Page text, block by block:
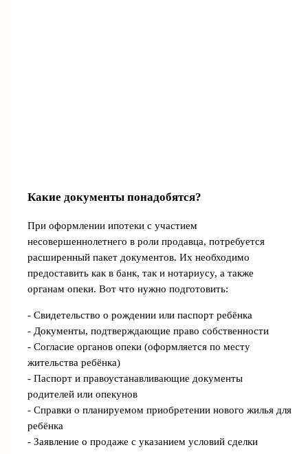
Какие документы понадобятся?
При оформлении ипотеки с участием
несовершеннолетнего в роли продавца, потребуется
расширенный пакет документов. Их необходимо
предоставить как в банк, так и нотариусу, а также
органам опеки. Вот что нужно подготовить:
- Свидетельство о рождении или паспорт ребёнка
- Документы, подтверждающие право собственности
- Согласие органов опеки (оформляется по месту
жительства ребёнка)
- Паспорт и правоустанавливающие документы
родителей или опекунов
- Справки о планируемом приобретении нового жилья для
ребёнка
- Заявление о продаже с указанием условий сделки